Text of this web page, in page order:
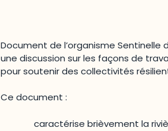
Document de l’organisme Sentinelle
une discussion sur les façons de
pour soutenir des collectivités
Ce document :
caractérise brièvement la